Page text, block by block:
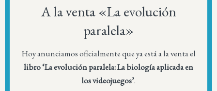
A la venta «La evolución
paralela»
Hoy anunciamos oficialmente que ya está a la venta el
libro ‘La evolución paralela: La biología aplicada en
los videojuegos’.